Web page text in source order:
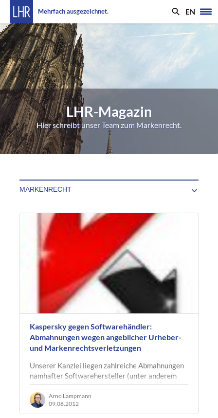
Mehrfach ausgezeichnet. EN
LHR-Magazin
Hier schreibt unser Team zum Markenrecht.
Kaspersky gegen Softwarehändler:
Abmahnungen wegen angeblicher Urheber-
und Markenrechtsverletzungen
Unserer Kanzlei liegen zahlreiche Abmahnungen
namhafter Softwarehersteller (unter anderem
von Kaspersky) vor, mit denen Händler davon
abgehalten werden sollen, unliebsame…
Arno Lampmann
09.08.2012